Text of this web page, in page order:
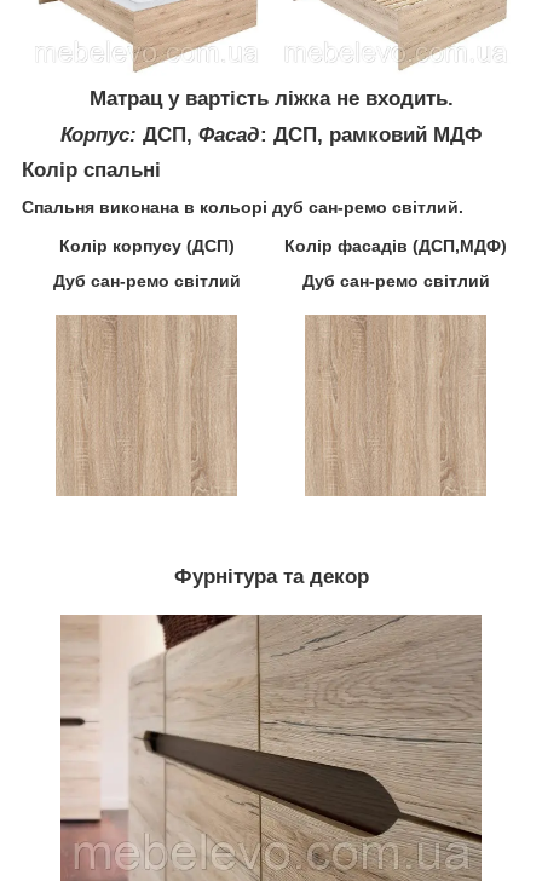
Матрац у вартість ліжка не входить.
Корпус: ДСП, Фасад: ДСП, рамковий МДФ
Колір спальні
Спальня виконана в кольорі дуб сан-ремо світлий.
Колір корпусу (ДСП)
Колір фасадів (ДСП,МДФ)
Дуб сан-ремо світлий
Дуб сан-ремо світлий
Фурнітура та декор